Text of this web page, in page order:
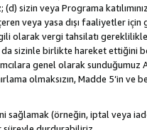
sizin veya Programa
içeren veya yasa dışı
olarak vergi tahsilatı
sizinle birlikte hareket ettiğini
genel olarak
olmaksızın, Madde 5’in
sağlamak (örneğin, iptal veya